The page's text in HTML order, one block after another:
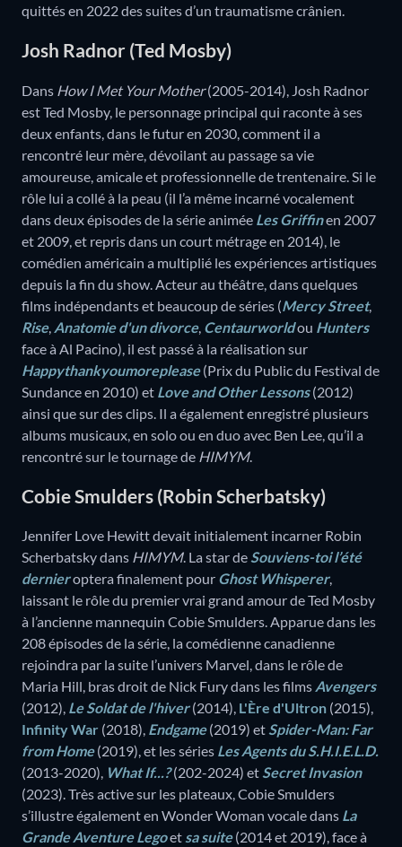
quittés en 2022 des suites d’un traumatisme crânien.
Josh Radnor (Ted Mosby)
Dans How I Met Your Mother(2005-2014), Josh Radnor
est Ted Mosby, le personnage principal qui raconte à ses
deux enfants, dans le futur en 2030, comment il a
rencontré leur mère, dévoilant au passage sa vie
amoureuse, amicale et professionnelle de trentenaire. Si le
rôle lui a collé à la peau (il l’a même incarné vocalement
dans deux épisodes de la série animée Les Griffinen 2007
et 2009, et repris dans un court métrage en 2014), le
comédien américain a multiplié les expériences artistiques
depuis la fin du show. Acteur au théâtre, dans quelques
films indépendants et beaucoup de séries (Mercy Street,
Rise, Anatomie d'un divorce, Centaurworldou Hunters
face à Al Pacino), il est passé à la réalisation sur
Happythankyoumoreplease(Prix du Public du Festival de
Sundance en 2010) et Love and Other Lessons(2012)
ainsi que sur des clips. Il a également enregistré plusieurs
albums musicaux, en solo ou en duo avec Ben Lee, qu’il a
rencontré sur le tournage de HIMYM.
Cobie Smulders (Robin Scherbatsky)
Jennifer Love Hewitt devait initialement incarner Robin
Scherbatsky dans HIMYM. La star deSouviens-toi l’été
dernieroptera finalement pour Ghost Whisperer,
laissant le rôle du premier vrai grand amour de Ted Mosby
à l’ancienne mannequin Cobie Smulders. Apparue dans les
208 épisodes de la série, la comédienne canadienne
rejoindra par la suite l’univers Marvel, dans le rôle de
Maria Hill, bras droit de Nick Fury dans les films Avengers
(2012), Le Soldat de l'hiver(2014), L'Ère d'Ultron (2015),
Infinity War (2018), Endgame(2019) etSpider-Man: Far
from Home(2019), et les séries Les Agents du S.H.I.E.L.D.
(2013-2020), What If...?(202-2024) etSecret Invasion
(2023). Très active sur les plateaux, Cobie Smulders
s’illustre également en Wonder Woman vocale dans La
Grande Aventure Legoet sa suite(2014 et 2019), face à